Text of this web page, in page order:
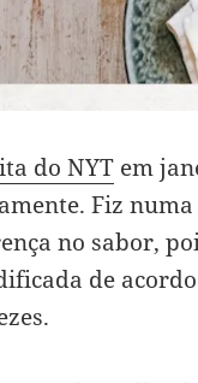
do NYT em
Fiz
no sabor,
de